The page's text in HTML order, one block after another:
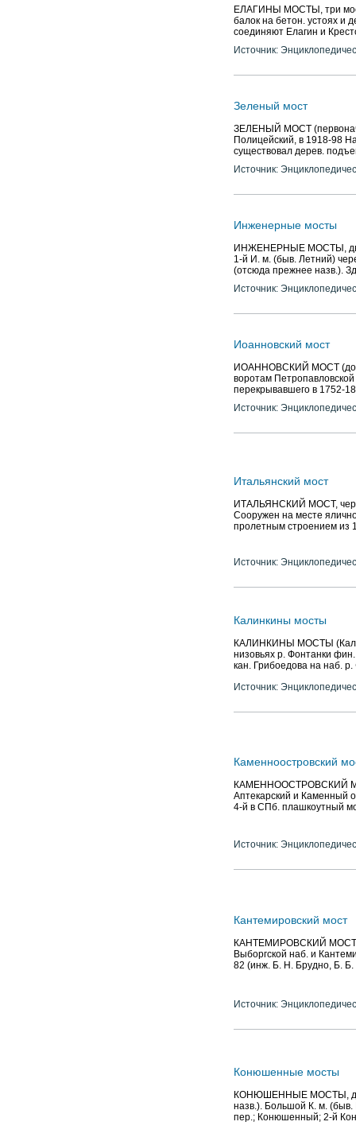
ЕЛАГИНЫ МОСТЫ, три
балок на бетон. устоях и
соединяют Елагин и
Источник:
Зеленый мост
ЗЕЛЕНЫЙ МОСТ (первонач.
Полицейский, в 1918-98
существовал дерев.
Источник:
Инженерные мосты
ИНЖЕНЕРНЫЕ МОСТЫ, два
1-й И. м. (быв. Летний)
(отсюда прежнее назв.).
Источник:
Иоанновский мост
ИОАННОВСКИЙ МОСТ (до
воротам
перекрывавшего в 1752-
Источник:
Итальянский мост
ИТАЛЬЯНСКИЙ МОСТ,
Сооружен на месте
пролетным строением из
Источник:
Калинкины мосты
КАЛИНКИНЫ МОСТЫ
низовьях р. Фонтанки
кан. Грибоедова на наб.
Источник:
Каменноостровский
КАМЕННООСТРОВСКИЙ
Аптекарский и Каменный
4-й в СПб. плашкоутный
Источник:
Кантемировский мост
КАНТЕМИРОВСКИЙ МОСТ,
Выборгской наб. и
82 (инж. Б. Н. Брудно, Б. Б.
Источник:
Конюшенные мосты
КОНЮШЕННЫЕ МОСТЫ, два
назв.). Большой К. м. (быв.
пер.; Конюшенный; 2-й